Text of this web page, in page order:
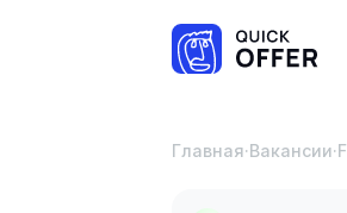
Главная·Вакансии·